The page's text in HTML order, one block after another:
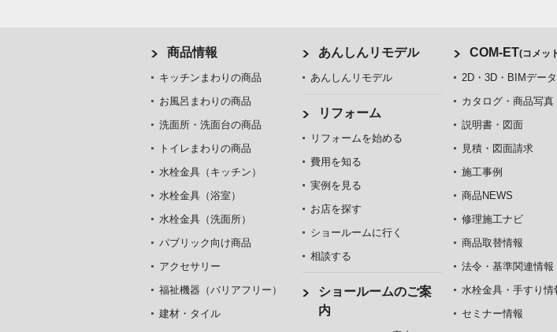
商品情報
キッチンまわりの商品
お風呂まわりの商品
洗面所・洗面台の商品
トイレまわりの商品
水栓金具（キッチン）
水栓金具（浴室）
水栓金具（洗面所）
パブリック向け商品
アクセサリー
福祉機器（バリアフリー）
建材・タイル
あんしんリモデル
あんしんリモデル
リフォーム
リフォームを始める
費用を知る
実例を見る
お店を探す
ショールームに行く
相談する
ショールームのご案
内
COM-ET(コメッ
2D・3D・BIMデータ
カタログ・商品写真
説明書・図面
見積・図面請求
施工事例
商品NEWS
修理施工ナビ
商品取替情報
法令・基準関連情報
水栓金具・手すり情
セミナー情報